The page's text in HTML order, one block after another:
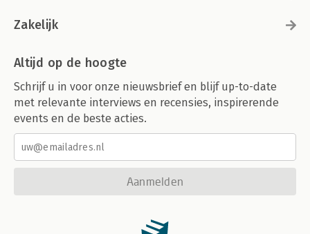
Zakelijk
Altijd op de hoogte
Schrijf u in voor onze nieuwsbrief en blijf up-to-date
met relevante interviews en recensies, inspirerende
events en de beste acties.
Aanmelden